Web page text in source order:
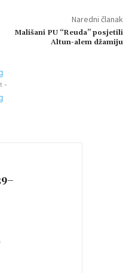
Naredni članak
Mališani PU “Reuda” posjetili
Altun-alem džamiju
-